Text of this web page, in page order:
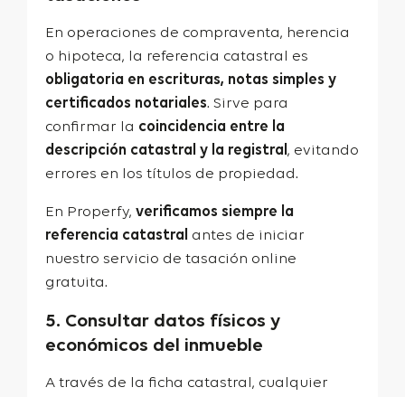
En operaciones de compraventa, herencia
o hipoteca, la referencia catastral es
obligatoria en escrituras, notas simples y
certificados notariales. Sirve para
confirmar la coincidencia entre la
descripción catastral y la registral , evitando
errores en los títulos de propiedad.
En Properfy, verificamos siempre la
referencia catastral antes de iniciar
nuestro servicio de tasación online
gratuita.
5. Consultar datos físicos y
económicos del inmueble
A través de la ficha catastral, cualquier